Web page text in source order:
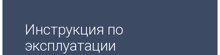
Инструкция по
эксплуатации